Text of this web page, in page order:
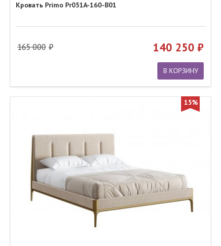
Кровать Primo Pr051A-160-B01
165 000 140 250
В КОРЗИНУ
15%